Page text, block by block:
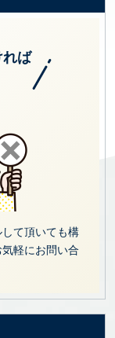
れば
て頂いても構
軽にお問い合